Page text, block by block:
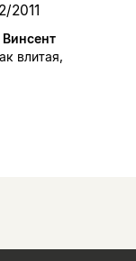
2011
влитая,